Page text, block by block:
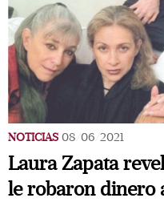
NOTICIAS 08/06/2021
Laura Zapata
le robaron dinero